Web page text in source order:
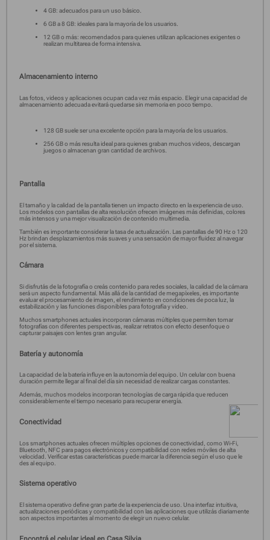
4 GB: adecuados para un uso básico.
6 GB a 8 GB: ideales para la mayoría de los usuarios.
12 GB o más: recomendados para quienes utilizan aplicaciones exigentes o
realizan multitarea de forma intensiva.
Almacenamiento interno
Las fotos, videos y aplicaciones ocupan cada vez más espacio. Elegir una capacidad de
almacenamiento adecuada evitará quedarse sin memoria en poco tiempo.
128 GB suele ser una excelente opción para la mayoría de los usuarios.
256 GB o más resulta ideal para quienes graban muchos videos, descargan
juegos o almacenan gran cantidad de archivos.
Pantalla
El tamaño y la calidad de la pantalla tienen un impacto directo en la experiencia de uso.
Los modelos con pantallas de alta resolución ofrecen imágenes más definidas, colores
más intensos y una mejor visualización de contenido multimedia.
También es importante considerar la tasa de actualización. Las pantallas de 90 Hz o 120
Hz brindan desplazamientos más suaves y una sensación de mayor fluidez al navegar
por el sistema.
Cámara
Si disfrutás de la fotografía o creás contenido para redes sociales, la calidad de la cámara
será un aspecto fundamental. Más allá de la cantidad de megapíxeles, es importante
evaluar el procesamiento de imagen, el rendimiento en condiciones de poca luz, la
estabilización y las funciones disponibles para fotografía y video.
Muchos smartphones actuales incorporan cámaras múltiples que permiten tomar
fotografías con diferentes perspectivas, realizar retratos con efecto desenfoque o
capturar paisajes con lentes gran angular.
Batería y autonomía
La capacidad de la batería influye en la autonomía del equipo. Un celular con buena
duración permite llegar al final del día sin necesidad de realizar cargas constantes.
Además, muchos modelos incorporan tecnologías de carga rápida que reducen
considerablemente el tiempo necesario para recuperar energía.
Conectividad
Los smartphones actuales ofrecen múltiples opciones de conectividad, como Wi-Fi,
Bluetooth, NFC para pagos electrónicos y compatibilidad con redes móviles de alta
velocidad. Verificar estas características puede marcar la diferencia según el uso que le
des al equipo.
Sistema operativo
El sistema operativo define gran parte de la experiencia de uso. Una interfaz intuitiva,
actualizaciones periódicas y compatibilidad con las aplicaciones que utilizás diariamente
son aspectos importantes al momento de elegir un nuevo celular.